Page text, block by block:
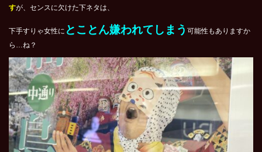
すが、センスに欠けた下ネタは、
下手すりゃ女性に とことん嫌われてしまう 可能性もありますか
ら…ね？